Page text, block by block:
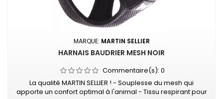
MARQUE: MARTIN SELLIER
HARNAIS BAUDRIER MESH NOIR
Commentaire(s): 0
La qualité MARTIN SELLIER ! - Souplesse du mesh qui
apporte un confort optimal à l'animal - Tissu respirant pour